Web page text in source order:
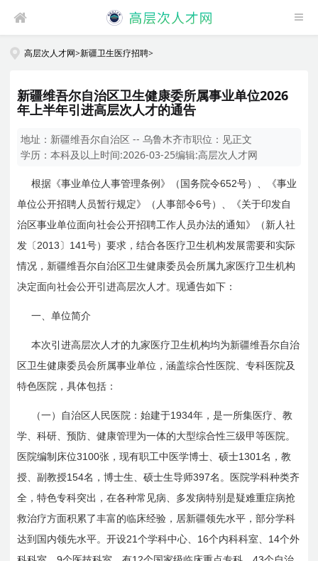
高层次人才网>新疆卫生医疗招聘>
新疆维吾尔自治区卫生健康委所属事业单位2026
年上半年引进高层次人才的通告
地址： 新疆维吾尔自治区 -- 乌鲁木齐市职位： 见正文
学历：本科及以上时间:2026-03-25编辑:高层次人才网
根据《事业单位人事管理条例》（国务院令652号）、《事业
单位公开招聘人员暂行规定》（人事部令6号）、《关于印发自
治区事业单位面向社会公开招聘工作人员办法的通知》（新人社
发〔 2013 〕 141号）要求，结合各医疗卫生机构发展需要和实际
情况，新疆维吾尔自治区卫生健康委员会所属九家医疗卫生机构
决定面向社会公开引进高层次人才。现通告如下：
一、单位简介
本次引进高层次人才的九家医疗卫生机构均为新疆维吾尔自治
区卫生健康委员会所属事业单位，涵盖综合性医院、专科医院及
特色医院，具体包括：
（一）自治区人民医院：始建于1934年，是一所集医疗、教
学、科研、预防、健康管理为一体的大型综合性三级甲等医院。
医院编制床位3100张，现有职工中医学博士、硕士1301名，教
授、副教授154名，博士生、硕士生导师397名。医院学科种类齐
全，特色专科突出，在各种常见病、多发病特别是疑难重症病抢
救治疗方面积累了丰富的临床经验，居新疆领先水平，部分学科
达到国内领先水平。开设21个学科中心、 16个内科科室、 14个外